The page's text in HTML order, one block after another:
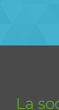
La